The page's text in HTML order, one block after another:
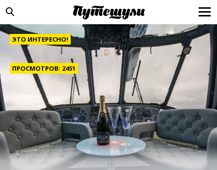
ЭТО ИНТЕРЕСНО!
ПРОСМОТРОВ: 2451